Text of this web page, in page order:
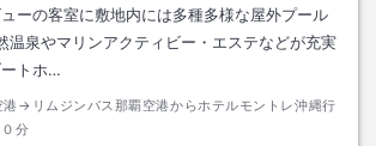
ーの客室に敷地内には多種多様な屋外プール
温泉やマリンアクティビー・エステなどが充実
ートホ…
港→リムジンバス那覇空港からホテルモントレ沖縄行
分